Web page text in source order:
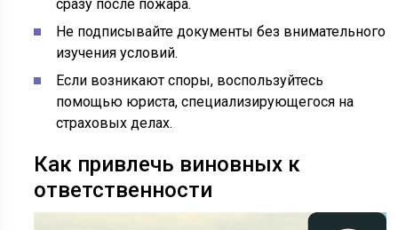
сразу после пожара.
Не подписывайте документы без внимательного
изучения условий.
Если возникают споры, воспользуйтесь
помощью юриста, специализирующегося на
страховых делах.
Как привлечь виновных к
ответственности